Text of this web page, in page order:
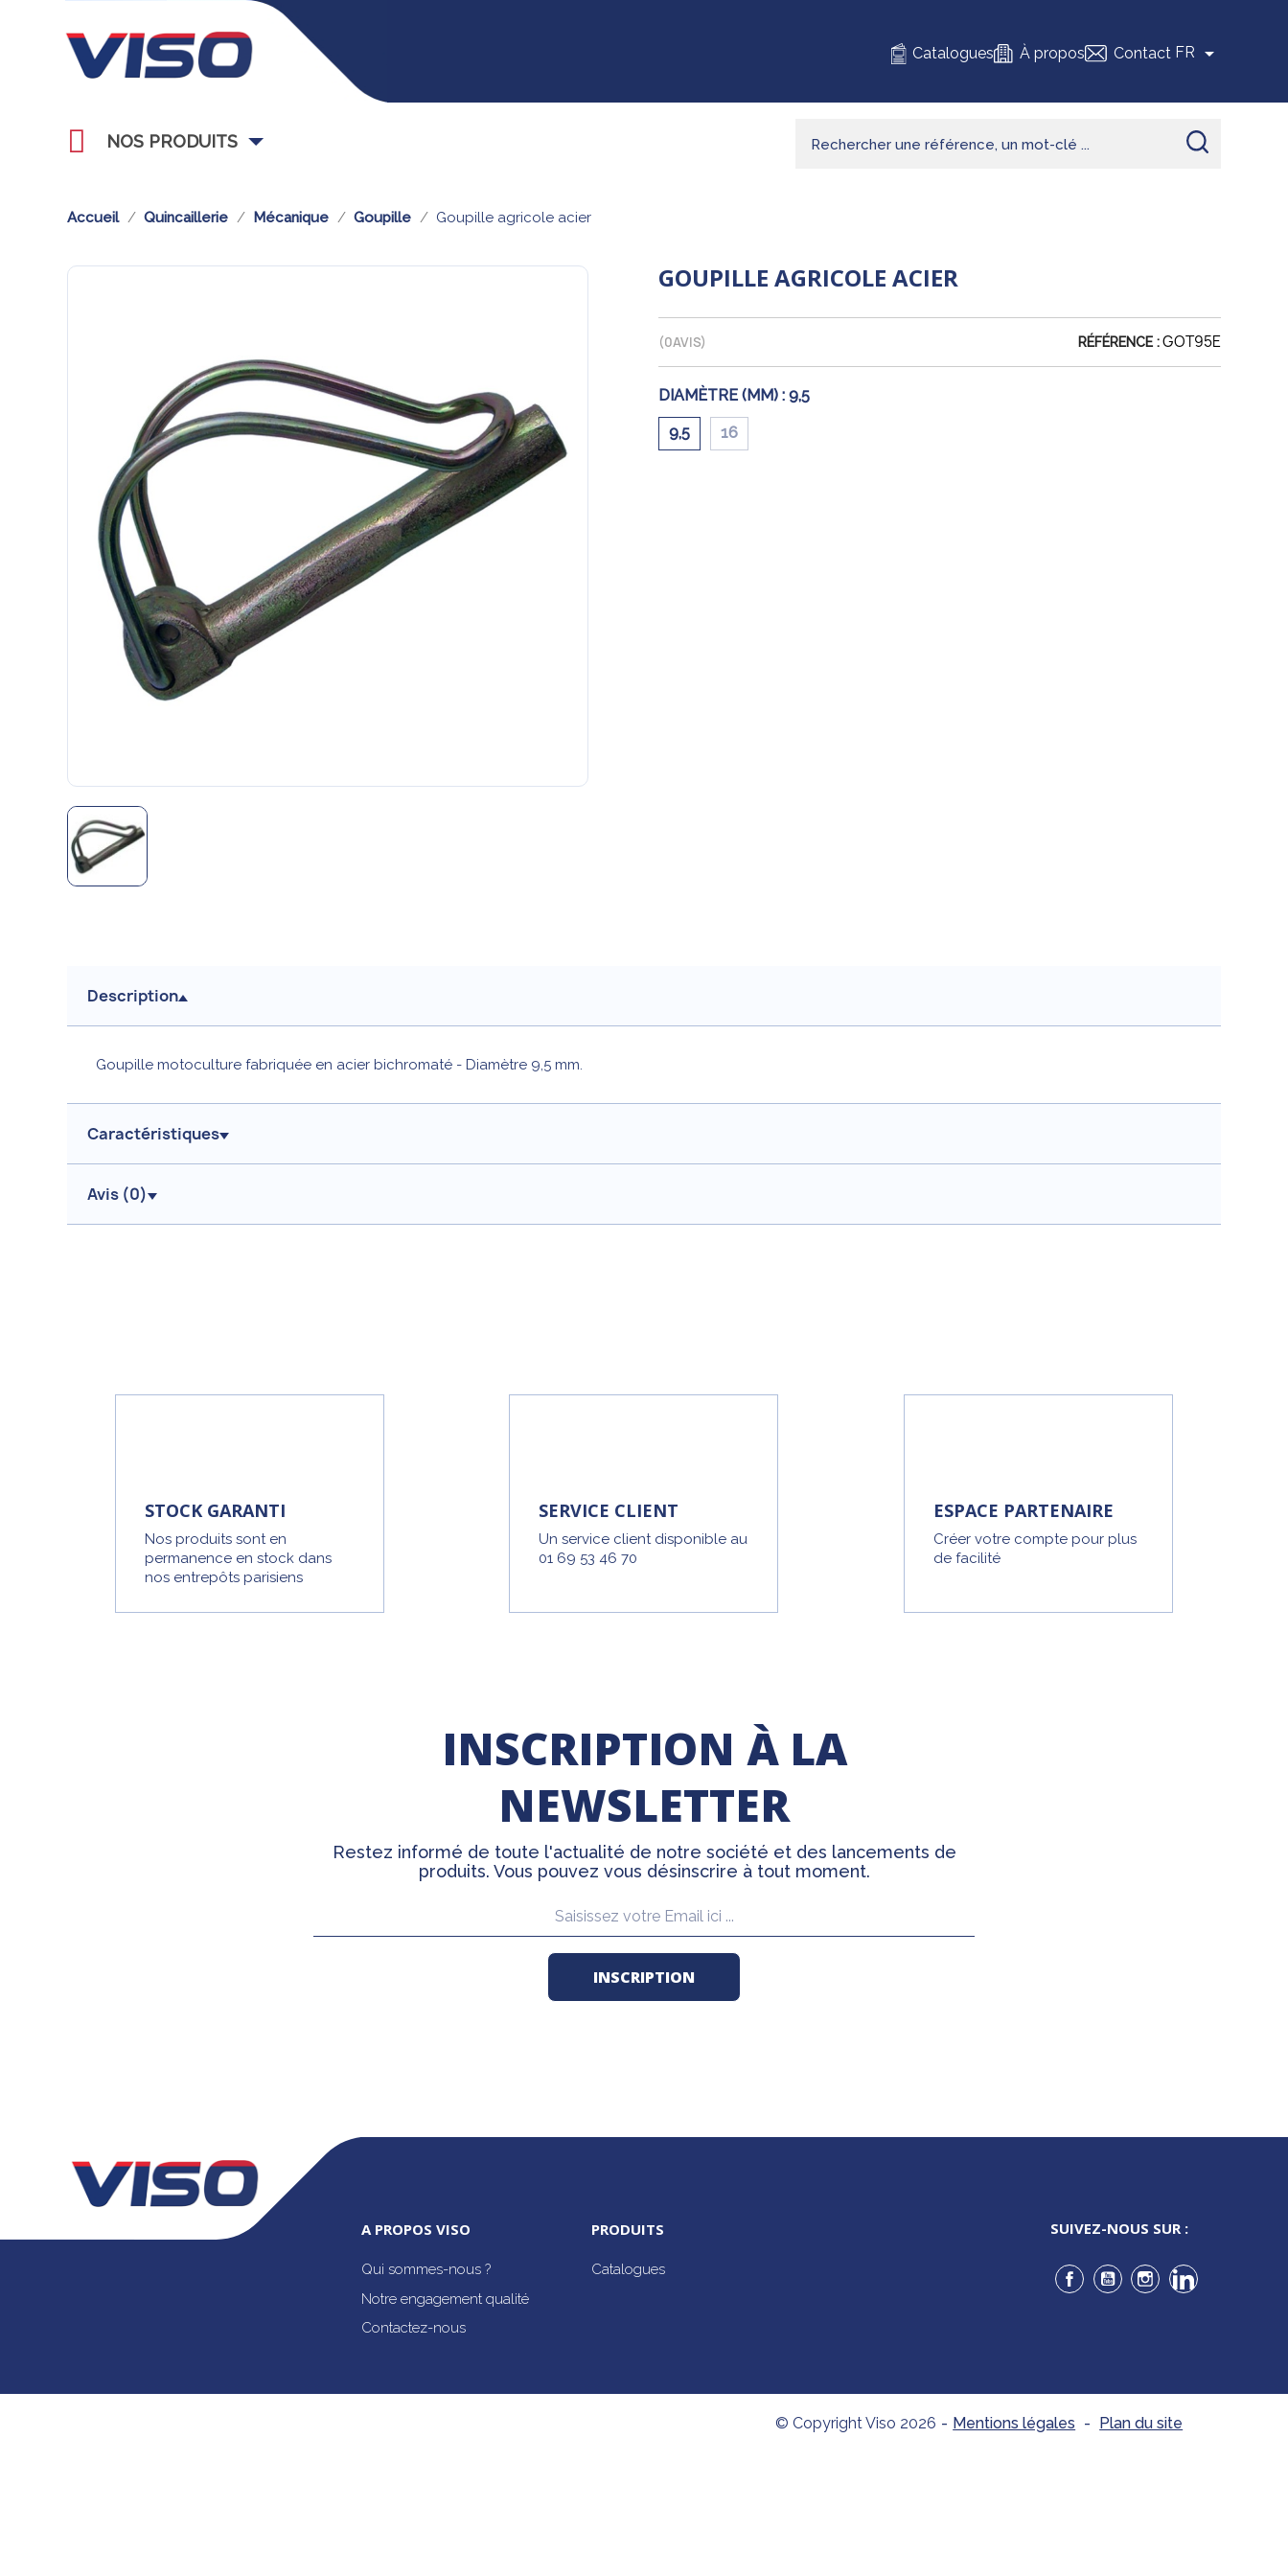
Catalogues À propos Contact FR 
NOS PRODUITS
Accueil Quincaillerie Mécanique Goupille Goupille agricole acier
GOUPILLE AGRICOLE ACIER
(0AVIS) RÉFÉRENCE :GOT95E
DIAMÈTRE (MM) : 9,5
9,5 16
Description
Goupille motoculture fabriquée en acier bichromaté - Diamètre 9,5 mm.
Caractéristiques
Avis (0)
STOCK GARANTI
Nos produits sont en
permanence en stock dans
nos entrepôts parisiens
SERVICE CLIENT
Un service client disponible au
01 69 53 46 70
ESPACE PARTENAIRE
Créer votre compte pour plus
de facilité
INSCRIPTION À LA
NEWSLETTER
Restez informé de toute l'actualité de notre société et des lancements de
produits. Vous pouvez vous désinscrire à tout moment.
A PROPOS VISO
Qui sommes-nous ?
Notre engagement qualité
Contactez-nous
PRODUITS
Catalogues
SUIVEZ-NOUS SUR :
Facebook
YouTubeInstagramLinkedIn
© Copyright Viso 2026 - Mentions légales - Plan du site